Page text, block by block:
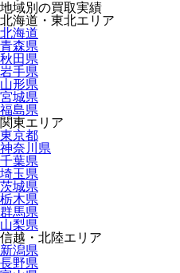
地域別の買取実績
北海道・東北エリア
北海道
青森県
秋田県
岩手県
山形県
宮城県
福島県
関東エリア
東京都
神奈川県
千葉県
埼玉県
茨城県
栃木県
群馬県
山梨県
信越・北陸エリア
新潟県
長野県